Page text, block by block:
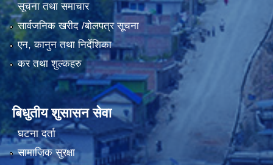
सूचना तथा समाचार
सार्वजनिक खरीद /बोलपत्र सूचना
एन, कानुन तथा निर्देशिका
कर तथा शुल्कहरु
बिधुतीय शुसासन सेवा
घटना दर्ता
सामाजिक सुरक्षा